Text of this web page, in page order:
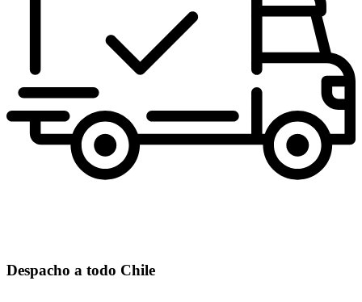
Despacho a todo Chile